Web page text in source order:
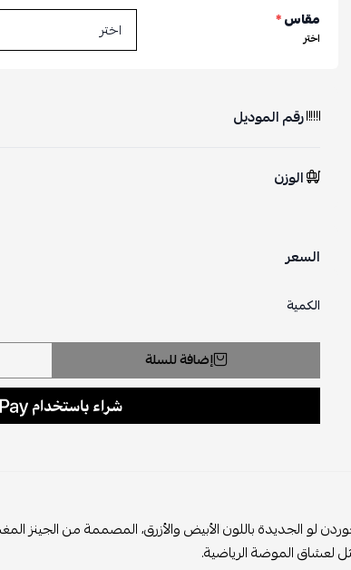
مقاس*
اختر
رقم الموديل
الوزن
السعر
الكمية
إضافة للسلة
لو الجديدة باللون الأبيض والأزرق، المصممة من الجينز
لعشاق الموضة الرياضية.